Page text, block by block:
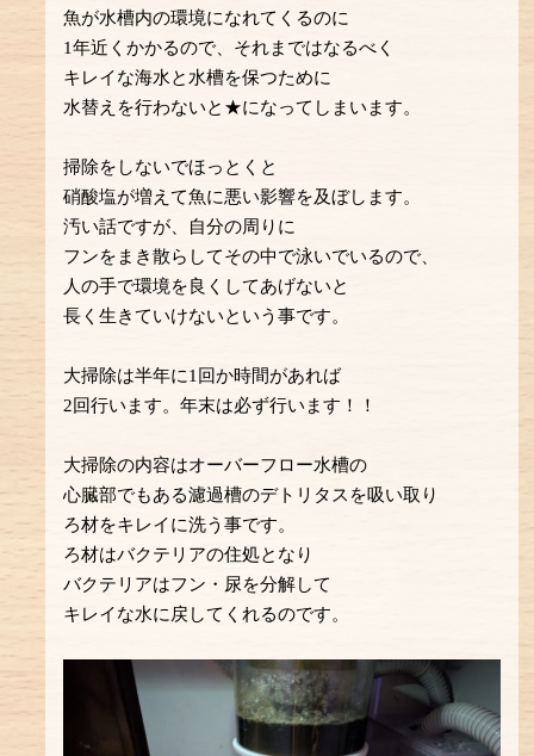
魚が水槽内の環境になれてくるのに
1年近くかかるので、それまではなるべく
キレイな海水と水槽を保つために
水替えを行わないと★になってしまいます。
掃除をしないでほっとくと
硝酸塩が増えて魚に悪い影響を及ぼします。
汚い話ですが、自分の周りに
フンをまき散らしてその中で泳いでいるので、
人の手で環境を良くしてあげないと
長く生きていけないという事です。
大掃除は半年に1回か時間があれば
2回行います。年末は必ず行います！！
大掃除の内容はオーバーフロー水槽の
心臓部でもある濾過槽のデトリタスを吸い取り
ろ材をキレイに洗う事です。
ろ材はバクテリアの住処となり
バクテリアはフン・尿を分解して
キレイな水に戻してくれるのです。